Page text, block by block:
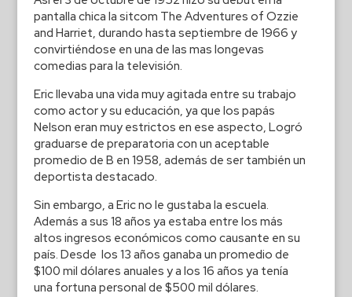
pantalla chica la sitcom The Adventures of Ozzie
and Harriet, durando hasta septiembre de 1966 y
convirtiéndose en una de las mas longevas
comedias para la televisión.
Eric llevaba una vida muy agitada entre su trabajo
como actor y su educación, ya que los papás
Nelson eran muy estrictos en ese aspecto, Logró
graduarse de preparatoria con un aceptable
promedio de B en 1958, además de ser también un
deportista destacado.
Sin embargo, a Eric no le gustaba la escuela.
Además a sus 18 años ya estaba entre los más
altos ingresos económicos como causante en su
país. Desde los 13 años ganaba un promedio de
$100 mil dólares anuales y a los 16 años ya tenía
una fortuna personal de $500 mil dólares.